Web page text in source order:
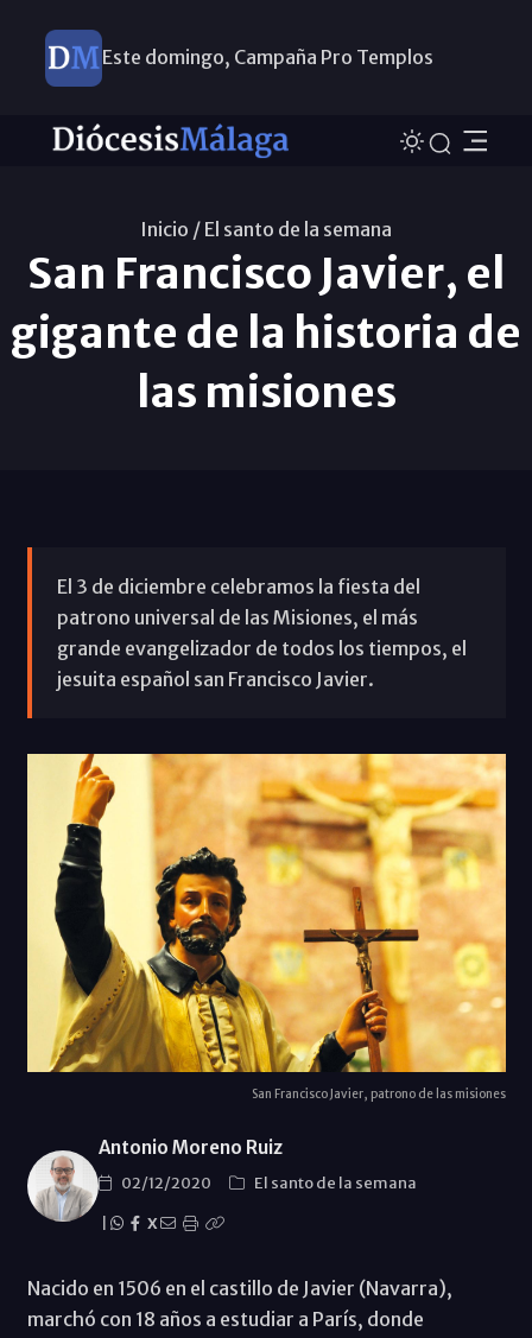
Este domingo, Campaña Pro Templos
Inicio / El santo de la semana
San Francisco Javier, el
gigante de la historia de
las misiones
El 3 de diciembre celebramos la fiesta del
patrono universal de las Misiones, el más
grande evangelizador de todos los tiempos, el
jesuita español san Francisco Javier.
San Francisco Javier, patrono de las misiones
Antonio Moreno Ruiz
02/12/2020
El santo de la semana
X
Nacido en 1506 en el castillo de Javier (Navarra),
marchó con 18 años a estudiar a París, donde